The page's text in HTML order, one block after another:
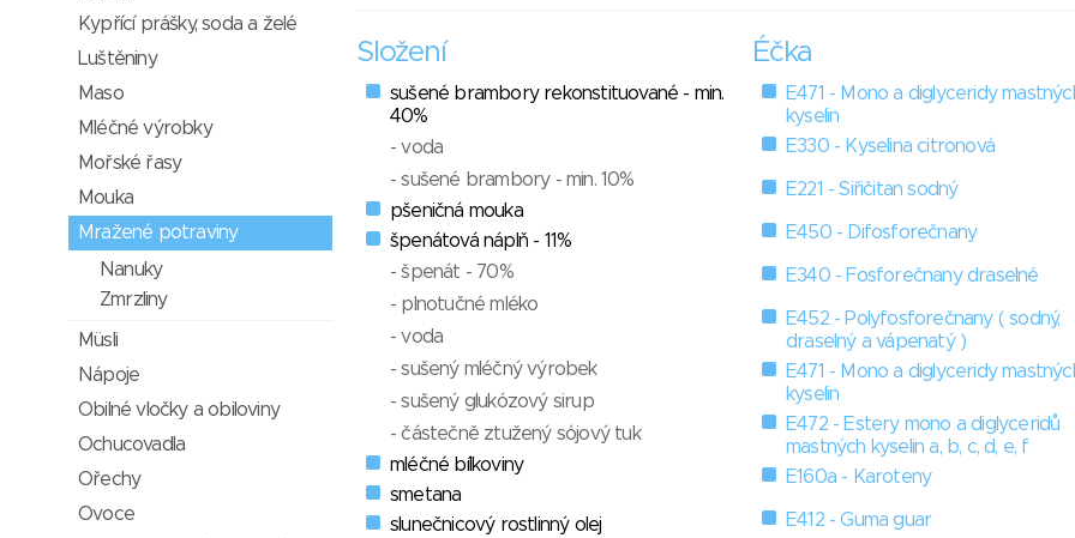
Složení
sušené brambory rekonstituované - min.
40%
- voda
- sušené brambory - min. 10%
pšeničná mouka
špenátová náplň - 11%
- špenát - 70%
- plnotučné mléko
- voda
- sušený mléčný výrobek
- sušený glukózový sirup
- částečně ztužený sójový tuk
mléčné bílkoviny
smetana
slunečnicový rostlinný olej
Éčka
E471 - Mono a diglyceridy
kyselin
E330 - Kyselina citronová
E221 - Siřičitan sodný
E450 - Difosforečnany
E340 - Fosforečnany draselné
E452 - Polyfosforečnany ( sodný,
draselný a vápenatý )
E471 - Mono a diglyceridy
kyselin
E472 - Estery mono a diglyceridů
mastných kyselin a, b, c, d, e, f
E160a - Karoteny
E412 - Guma guar
Kypřící prášky, soda a želé
Luštěniny
Maso
Mléčné výrobky
Mořské řasy
Mouka
Mražené potraviny
Nanuky
Zmrzliny
Müsli
Nápoje
Obilné vločky a obiloviny
Ochucovadla
Ořechy
Ovoce